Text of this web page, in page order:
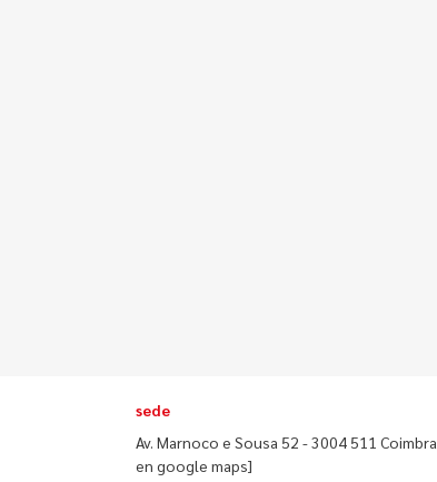
sede
Av. Marnoco e Sousa 52 - 3004 511 Coimbra
en google maps]